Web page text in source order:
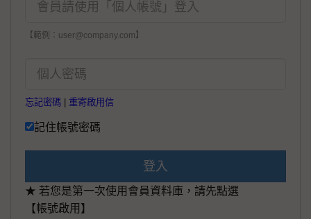
【範例：user@company.com】
忘記密碼 重寄啟用信
記住帳號密碼
登入
★ 若您是第一次使用會員資料庫，請先點選
【帳號啟用】